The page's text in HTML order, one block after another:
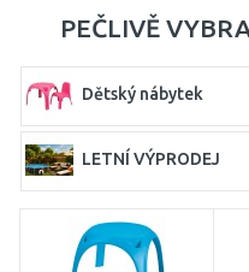
PEČLIVĚ
Dětský nábytek
LETNÍ VÝPRODEJ